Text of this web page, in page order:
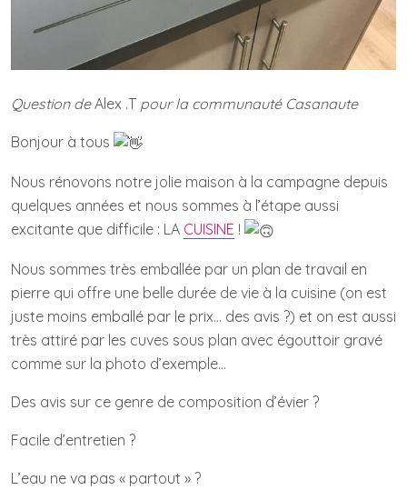
Question deAlex .T pour la communauté Casanaute
Bonjour à tous
Nous rénovons notre jolie maison à la campagne depuis
quelques années et nous sommes à l’étape aussi
excitante que difficile : LA CUISINE !
Nous sommes très emballée par un plan de travail en
pierre qui offre une belle durée de vie à la cuisine (on est
juste moins emballé par le prix… des avis ?) et on est aussi
très attiré par les cuves sous plan avec égouttoir gravé
comme sur la photo d’exemple…
Des avis sur ce genre de composition d’évier ?
Facile d’entretien ?
L’eau ne va pas « partout » ?